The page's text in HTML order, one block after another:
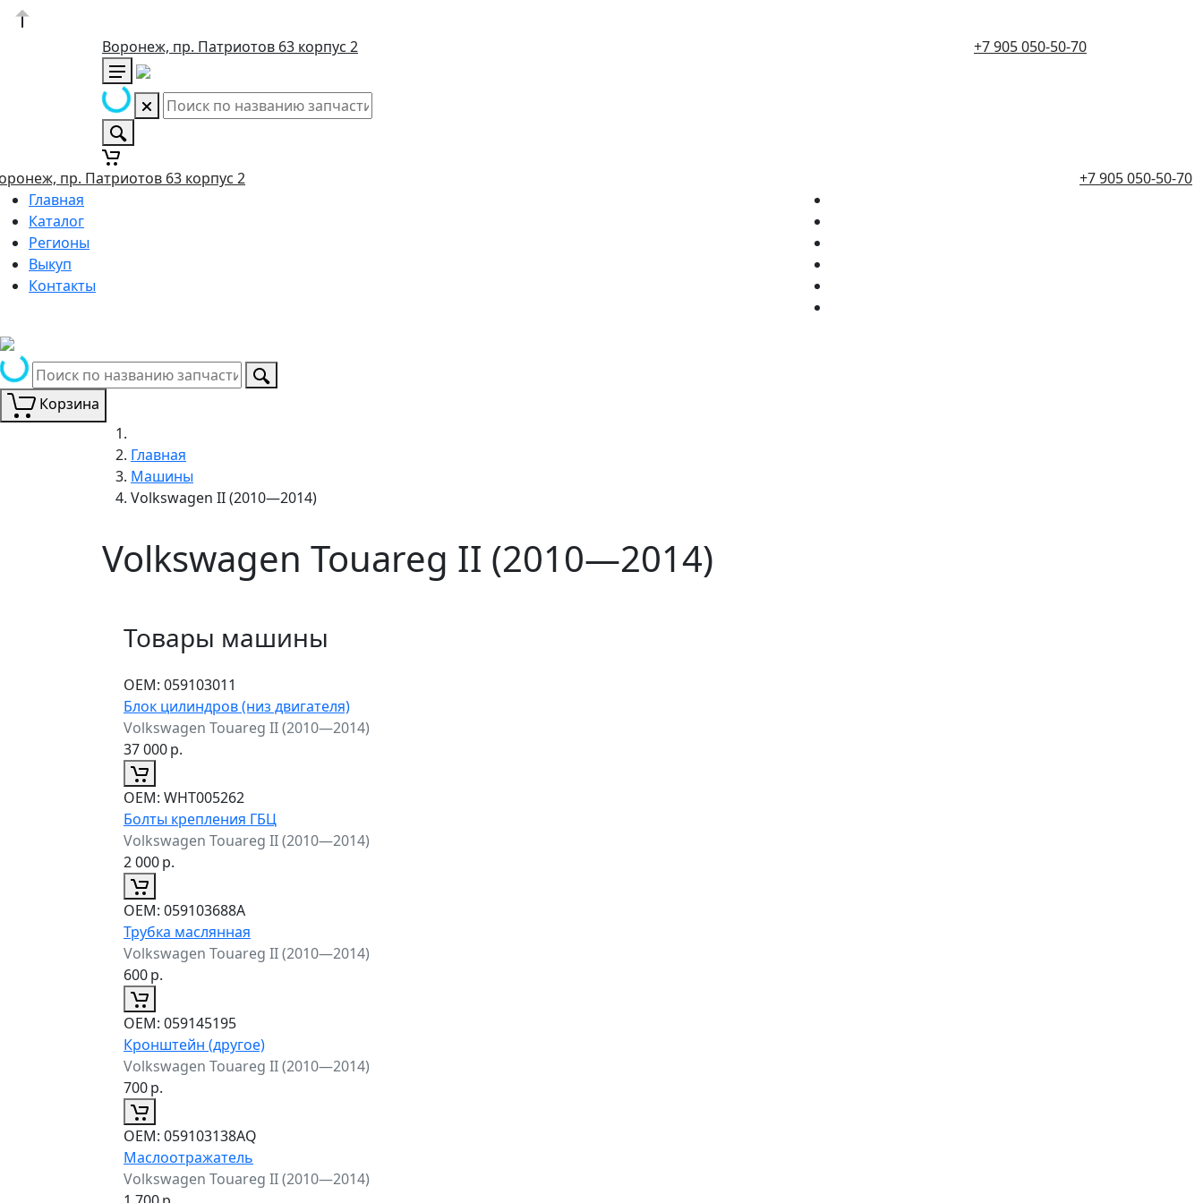
Воронеж, пр. Патриотов 63 корпус 2 +7 905 050-50-70
пр. Патриотов 63 корпус 2
+7 905 050-50-70
Главная
Каталог
Регионы
Выкуп
Контакты
Корзина
Главная
Машины
Volkswagen II (2010—2014)
Volkswagen Touareg II (2010—2014)
Товары машины
ОЕМ: 059103011
Блок цилиндров (низ двигателя)
Volkswagen Touareg II (2010—2014)
37 000р.
ОЕМ: WHT005262
Болты крепления ГБЦ
Volkswagen Touareg II (2010—2014)
2 000р.
ОЕМ: 059103688A
Трубка маслянная
Volkswagen Touareg II (2010—2014)
600р.
ОЕМ: 059145195
Кронштейн (другое)
Volkswagen Touareg II (2010—2014)
700р.
ОЕМ: 059103138AQ
Маслоотражатель
Volkswagen Touareg II (2010—2014)